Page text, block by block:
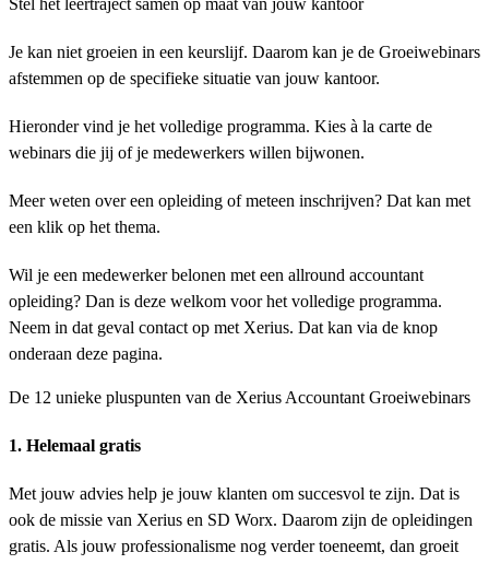
Je kan niet groeien in een keurslijf. Daarom kan je de Groeiwebinars
afstemmen op de specifieke situatie van jouw kantoor.
Hieronder vind je het volledige programma. Kies à la carte de
webinars die jij of je medewerkers willen bijwonen.
Meer weten over een opleiding of meteen inschrijven? Dat kan met
een klik op het thema.
Wil je een medewerker belonen met een allround accountant
opleiding? Dan is deze welkom voor het volledige programma.
Neem in dat geval contact op met Xerius. Dat kan via de knop
onderaan deze pagina.
De 12 unieke pluspunten van de Xerius Accountant Groeiwebinars
1. Helemaal gratis
Met jouw advies help je jouw klanten om succesvol te zijn. Dat is
ook de missie van Xerius en SD Worx. Daarom zijn de opleidingen
gratis. Als jouw professionalisme nog verder toeneemt, dan groeit